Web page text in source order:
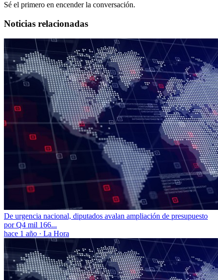
Sé el primero en encender la conversación.
Noticias relacionadas
De urgencia nacional, diputados avalan ampliación de presupuesto
por Q4 mil 166...
hace 1 año · La Hora